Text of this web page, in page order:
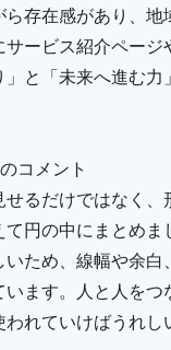
存在感があり、地
ービス紹介ページ
と「未来へ進む力
コメント
るだけではなく、
円の中にまとめま
ため、線幅や余白
ます。人と人をつ
れていけばうれし